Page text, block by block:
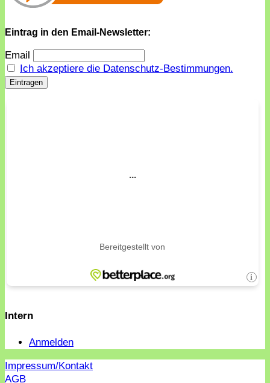
Eintrag in den Email-Newsletter:
Email
Ich akzeptiere die Datenschutz-Bestimmungen.
Intern
Anmelden
Impressum/Kontakt
AGB